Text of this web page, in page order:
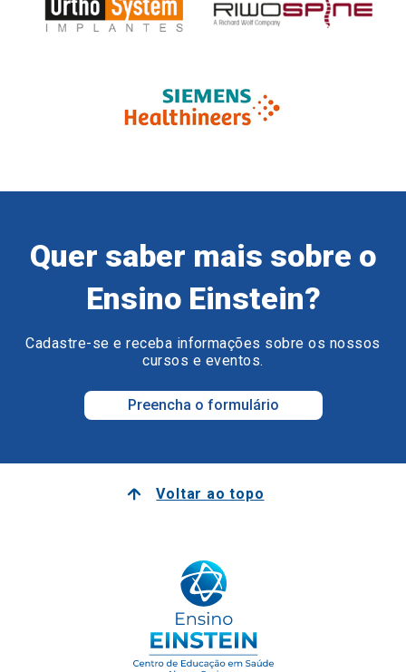
Quer saber mais sobre o
Ensino Einstein?
Cadastre-se e receba informações sobre os nossos
cursos e eventos.
Preencha o formulário
Voltar ao topo